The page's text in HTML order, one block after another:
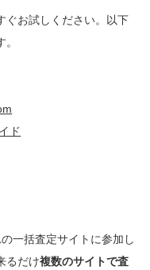
ぐお試しください。以下
ド
一括査定サイトに参加し
るだけ複数のサイトで査